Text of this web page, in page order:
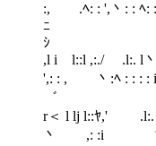
:, .ﾍ: : ',丶: : ﾍ:
ﾆ
,l i l::l ,:./
',: : , 丶:ﾍ : : :
r＜ l lj l::ﾔ,'
丶 ,: :i ヽ',: